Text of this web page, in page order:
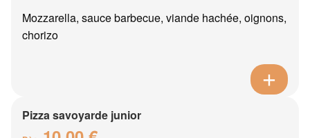
Mozzarella, sauce barbecue, viande hachée, oignons,
chorizo
Pizza savoyarde junior